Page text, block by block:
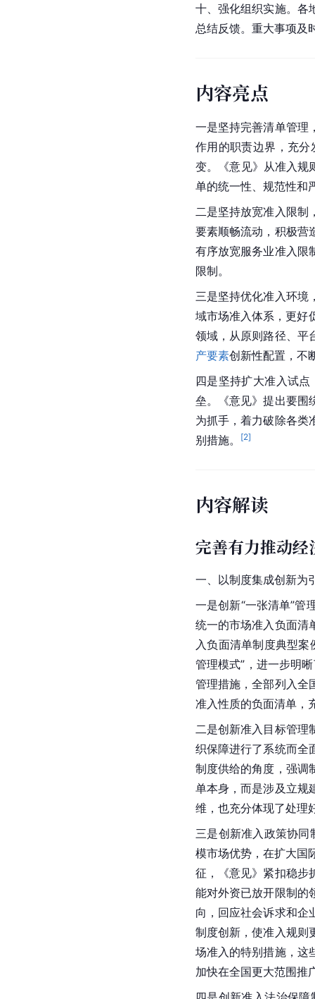
十、强化组织实施。各
总结反馈。重大事项及
内容亮点
一是坚持完善清单管理
作用的职责边界，充
变。《意见》从准入规
单的统一性、规范性和
二是坚持放宽准入限制
要素顺畅流动，积极营
有序放宽服务业准入限
限制。
三是坚持优化准入环境
域市场准入体系，更好
领域，从原则路径、平
产要素创新性配置，不
四是坚持扩大准入试
垒。《意见》提出要围
为抓手，着力破除各类
别措施。
[2]
内容解读
完善有力推动
一、以制度集成创新为
一是创新“一张清单”管
统一的市场准入负面清
入负面清单制度典型
管理模式”，进一步明
管理措施，全部列入全
准入性质的负面清单，
二是创新准入目标管理
织保障进行了系统而全
制度供给的角度，强调
单本身，而是涉及立规
维，也充分体现了处理
三是创新准入政策协同
模市场优势，在扩大国
征，《意见》紧扣稳步
能对外资已放开限制的
向，回应社会诉求和企
制度创新，使准入规则
场准入的特别措施，这
加快在全国更大范围推